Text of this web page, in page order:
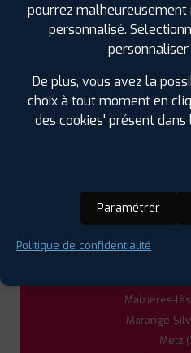
DANS LES
Briey
Maizières-
Marange-
Metz
pourrez malheureusement
personnalisé.
personnaliser
De plus, vous avez la
choix à tout moment en
des cookies' présent
Paramétrer
Politique de confidentialité